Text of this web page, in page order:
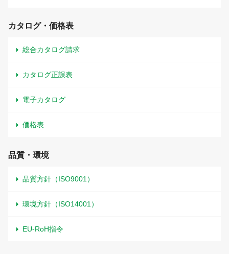
カタログ・価格表
総合カタログ請求
カタログ正誤表
電子カタログ
価格表
品質・環境
品質方針（ISO9001）
環境方針（ISO14001）
EU-RoH指令